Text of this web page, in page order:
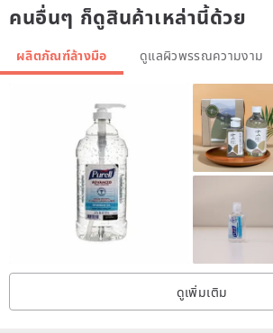
Weight: Handmade weight of each soap is 25g
Welcome to order the most temperaturey items:
❤ wedding small things
❤ corporate gift
❤月月小礼
คนอื่นๆ ก็ดูสินค้าเหล่านี้ด้วย
ผลิตภัณฑ์ล้างมือ ดูแลผิวพรรณความงาม
ดูเพิ่มเติม